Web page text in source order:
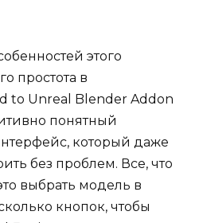
этого
простота в
to Unreal Blender Addon
понятный
который даже
без проблем. Все, что
выбрать модель в
кнопок, чтобы